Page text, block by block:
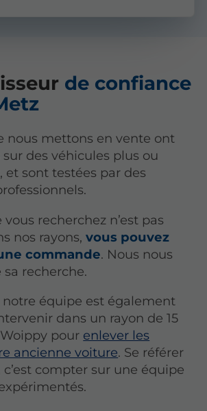
de confiance
nous mettons en vente ont
des véhicules plus ou
et sont testées par des
recherchez n’est pas
nos rayons,vous pouvez
commande. Nous nous
recherche.
notre équipe est également
dans un rayon de 15
pour enlever les
ancienne voiture. Se référer
c’est compter sur une équipe